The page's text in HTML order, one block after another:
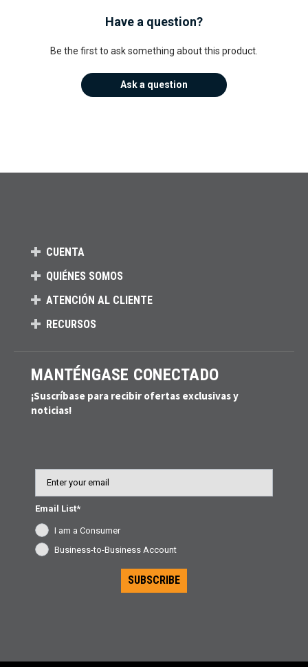
Have a question?
Be the first to ask something about this product.
Ask a question
CUENTA
QUIÉNES SOMOS
ATENCIÓN AL CLIENTE
RECURSOS
MANTÉNGASE CONECTADO
¡Suscríbase para recibir ofertas exclusivas y
noticias!
Email List*
I am a Consumer
Business-to-Business Account
SUBSCRIBE